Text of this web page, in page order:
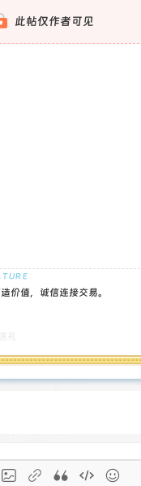
此帖仅作者可见
价值，诚信连接交易。